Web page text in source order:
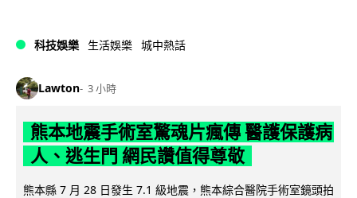
科技娛樂 生活娛樂 城中熱話
Lawton 3 小時
熊本地震手術室驚魂片瘋傳 醫護保護病
人、逃生門 網民讚值得尊敬
熊本縣 7 月 28 日發生 7.1 級地震，熊本綜合醫院手術室鏡頭拍